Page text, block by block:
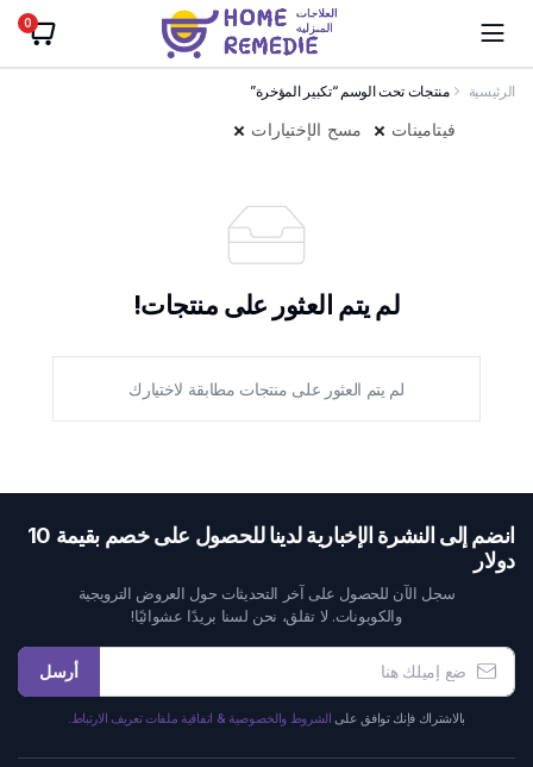
0
الرئيسية منتجات تحت الوسم “تكبير المؤخرة”
مسح الإختيارات فيتامينات
لم يتم العثور على منتجات!
لم يتم العثور على منتجات مطابقة لاختيارك
انضم إلى النشرة الإخبارية لدينا للحصول على خصم بقيمة 10
دولار
سجل الآن للحصول على آخر التحديثات حول العروض الترويجية
والكوبونات. لا تقلق، نحن لسنا بريدًا عشوائيًا!
أرسل
بالاشتراك فإنك توافق على الشروط والخصوصية & اتفاقية ملفات تعريف الارتباط.